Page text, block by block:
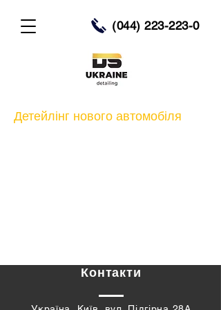
(044) 223-223-0
Детейлінг нового автомобіля
Контакти